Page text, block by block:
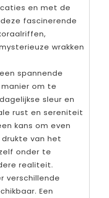
en met de
fascinerende
wrakken
spannende
om te
sleur en
rust en sereniteit
kans om even
van het
onder te
realiteit.
verschillende
Een